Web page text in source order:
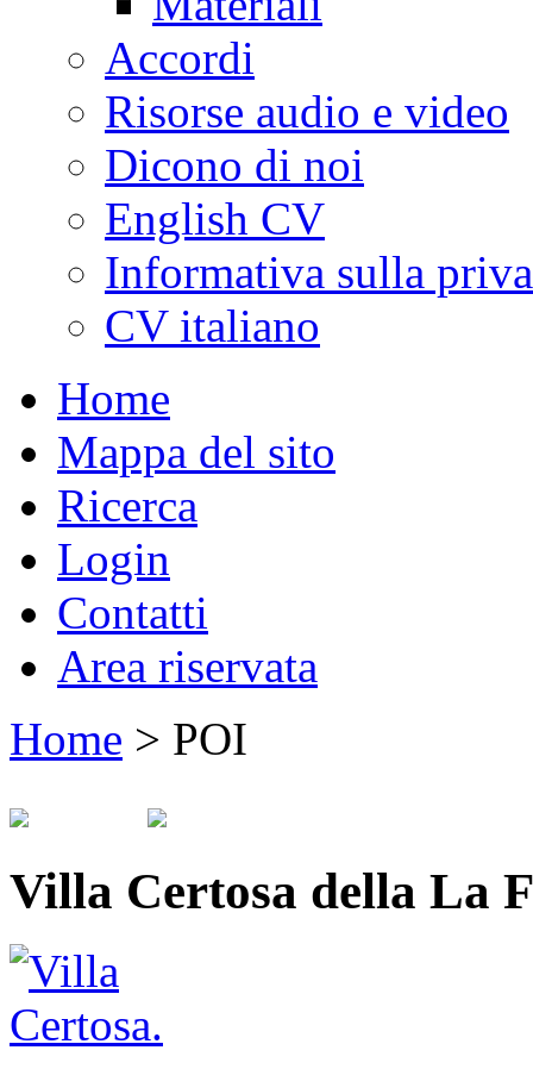
Accordi
Risorse audio e video
Dicono di noi
English CV
Informativa sulla
CV italiano
Home
Mappa del sito
Ricerca
Login
Contatti
Area riservata
Home > POI
Villa Certosa della La